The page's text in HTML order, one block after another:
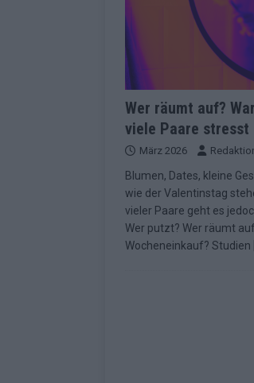
neu erfunden
[ Mai 2026 ]
EUROVISION
KOMMENTAR
[ Mai 2026 ]
[ Juni 2026 ]
im Überblick
[ Mai 2026 ]
Wer räumt auf?
viele Paare stresst
März 2026
Blumen, Dates, kleine
wie der Valentinstag
vieler Paare geht es
Wer putzt? Wer räumt
Wocheneinkauf? Studien